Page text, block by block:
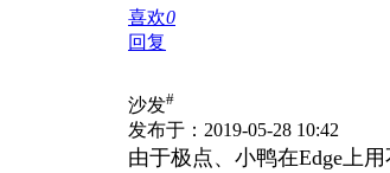
喜欢0
回复
沙发#
发布于：2019-05-28 10:42
由于极点、小鸭在Edge上